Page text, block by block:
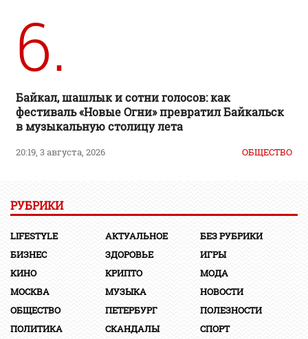
6.
Байкал, шашлык и сотни голосов: как
фестиваль «Новые Огни» превратил Байкальск
в музыкальную столицу лета
20:19, 3 августа, 2026 ОБЩЕСТВО
РУБРИКИ
LIFESTYLE АКТУАЛЬНОЕ
БЕЗ РУБРИКИ
БИЗНЕС
ЗДОРОВЬЕ
ИГРЫ
КИНО
КРИПТО
МОДА
МОСКВА
МУЗЫКА
НОВОСТИ
ОБЩЕСТВО
ПЕТЕРБУРГ
ПОЛЕЗНОСТИ
ПОЛИТИКА
СКАНДАЛЫ СПОРТ